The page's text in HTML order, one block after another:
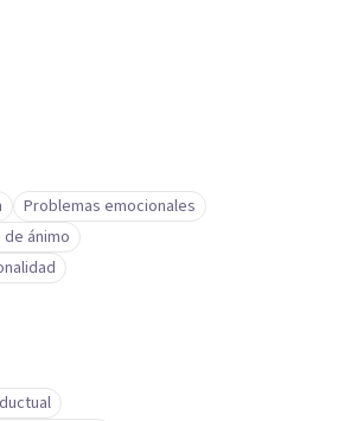
Problemas emocionales
ánimo